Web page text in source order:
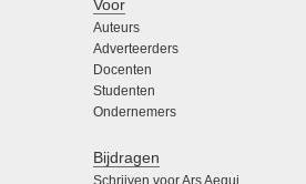
Voor
Auteurs
Adverteerders
Docenten
Studenten
Ondernemers
Bijdragen
Schrijven voor Ars Aequi